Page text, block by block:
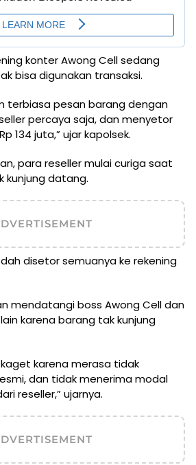
konter Awong Cell sedang
bisa digunakan transaksi.
terbiasa pesan barang dengan
percaya saja, dan menyetor
134 juta,” ujar kapolsek.
para reseller mulai curiga saat
kunjung datang.
disetor semuanya ke rekening
mendatangi boss Awong Cell dan
karena barang tak kunjung
kaget karena merasa tidak
dan tidak menerima modal
reseller,” ujarnya.